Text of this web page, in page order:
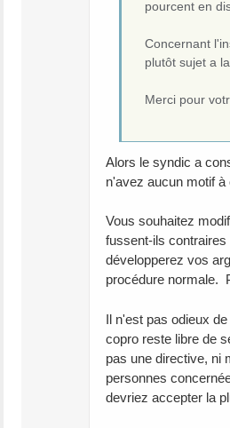
pourcent en
Concernant
plutôt sujet a
Merci pour
Alors le syndic a
n'avez aucun motif à
Vous souhaitez
fussent-ils contraires
développerez vos
procédure normale.
Il n'est pas odieux
copro reste libre de
pas une directive, ni
personnes
devriez accepter la